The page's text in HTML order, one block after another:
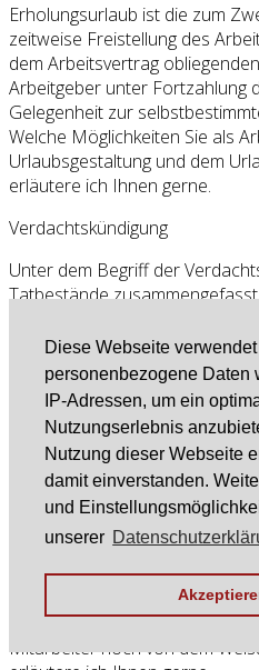
Diese Webseite verwendet
personenbezogene Daten
IP-Adressen, um ein
Nutzungserlebnis
Nutzung dieser Webseite
damit einverstanden.
und
unserer
Erholungsurlaub ist die zum
zeitweise Freistellung des
dem Arbeitsvertrag
Arbeitgeber unter Fortzahlung
Gelegenheit zur
Welche Möglichkeiten Sie als
Urlaubsgestaltung und dem
erläutere ich Ihnen gerne.
Verdachtskündigung
Unter dem Begriff der
Tatbestände
nicht auf eine vom
Pflichtverletzung selbst,
der Gekündigte stehe im
begangen zu haben.
Ausspruch einer
bezüglich des Vorwurfes, der
anhören müssen.
Weisungsrecht
Das Weisungsrecht ist das
Arbeitsvertrag nur
Leistungspflicht des
konkretisieren zu können.
Mitarbeiter noch von dem